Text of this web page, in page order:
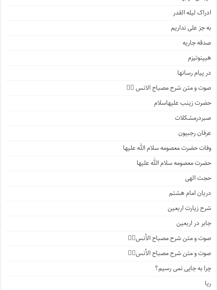
ادراک لیله القدر
به جز علی نداریم
صدقه جاریه
هیپنوتیزم
در پیام رسانها
صوت و متن شرح مصباح الانس ۵️⃣
حضرت زینب علیهاسلام
صبردرمشکلات
عرفان رجبیون
وفات حضرت معصومه سلام الله علیها
حضرت معصومه سلام الله علیها
حجت الهی
دربان امام هشتم
شرح زیارت اربعین
جابر در اربعین
صوت و متن شرح مصباح الأنس۴️⃣
صوت و متن شرح مصباح الأنس۳️⃣
چرا به جایی نمی رسیم؟
ریا